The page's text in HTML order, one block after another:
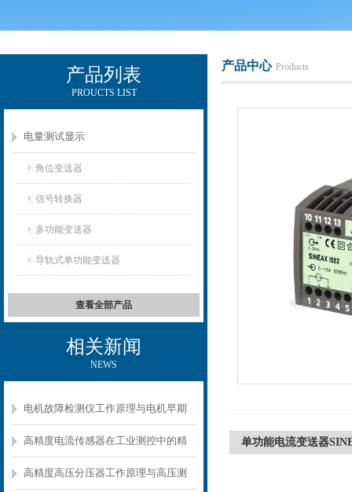
产品列表
PROUCTS LIST
电量测试显示
角位变送器
信号转换器
多功能变送器
导轨式单功能变送器
查看全部产品
相关新闻
NEWS
电机故障检测仪工作原理与电机早期
故障诊断方案
高精度电流传感器在工业测控中的精
准测量方案
高精度高压分压器工作原理与高压测
产品中心 Products
单功能电流变送器